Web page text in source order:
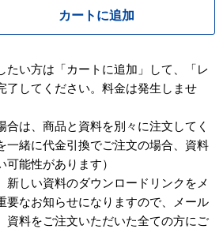
カートに追加
い方は「カートに追加」して、「レ
了してください。料金は発生しませ
は、商品と資料を別々に注文してく
一緒に代金引換でご注文の場合、資料
能性があります）
しい資料のダウンロードリンクをメ
要なお知らせになりますので、メール
資料をご注文いただいた全ての方にご